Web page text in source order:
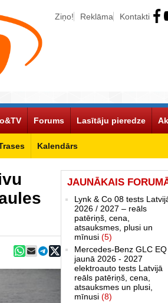
Ziņo! Reklāma Kontakti
Kalendārs
Forums Lasītāju pieredze
JAUNĀKAIS
Lynk & Co 08 tests
2026 / 2027 – reāls
patēriņš, cena,
atsauksmes, plusi un
mīnusi (5)
Mercedes-Benz GLC EQ
jaunā 2026 - 2027
elektroauto tests Latvijā
reāls patēriņš, cena,
atsauksmes un plusi,
mīnusi (8)